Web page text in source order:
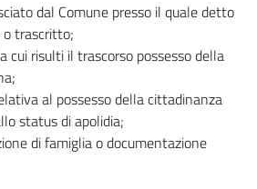
dal Comune presso il quale detto
trascritto;
cui risulti il trascorso possesso della
al possesso della cittadinanza
status di apolidia;
di famiglia o documentazione